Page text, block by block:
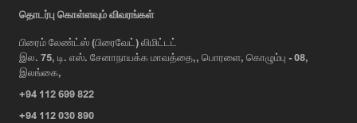
தொடர்பு கொள்ளவும் விவரங்கள்
பிரைம் லேண்ட்ஸ் (பிரைவேட்) லிமிட்டட்
இல. 75, டி. எஸ். சேனாநாயக்க மாவத்தை,, பொரளை, கொழும்பு - 08,
இலங்கை,
+94 112 699 822
+94 112 030 890